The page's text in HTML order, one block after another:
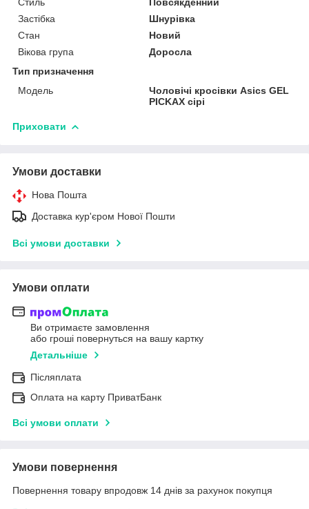
Застібка
Шнурівка
Стан
Новий
Вікова група
Доросла
Тип призначення
Модель
Чоловічі кросівки Asics GEL
PICKAX сірі
Приховати
Умови доставки
Нова Пошта
Доставка кур'єром Нової Пошти
Всі умови доставки
Умови оплати
Ви отримаєте замовлення
або гроші повернуться на вашу картку
Детальніше
Післяплата
Оплата на карту ПриватБанк
Всі умови оплати
Умови повернення
Повернення товару впродовж 14 днів за рахунок покупця